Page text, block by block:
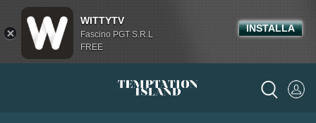
WITTYTV
Fascino PGT S.R.L
FREE
INSTALLA